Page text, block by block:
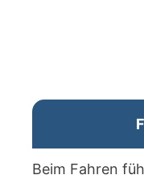
Beim Fahren